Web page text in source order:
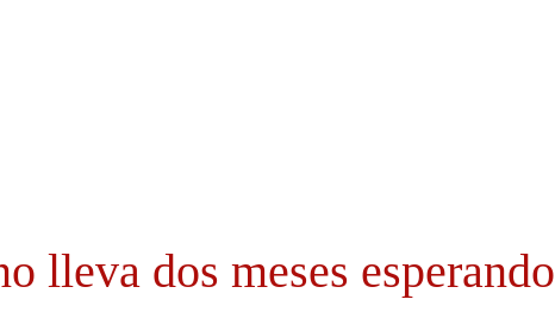
lleva dos meses esperando